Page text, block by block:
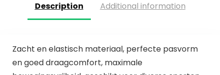
Description Additional information
Zacht en elastisch materiaal, perfecte pasvorm
en goed draagcomfort, maximale